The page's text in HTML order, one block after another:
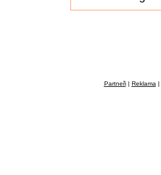
Partneři| Reklama |